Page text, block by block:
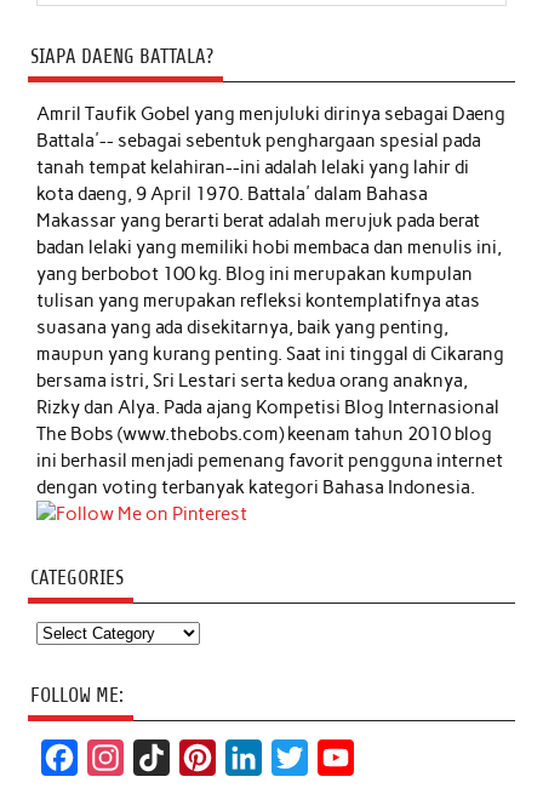
SIAPA DAENG BATTALA?
Amril Taufik Gobelyang menjuluki dirinya sebagai Daeng
Battala'-- sebagai sebentuk penghargaan spesial pada
tanah tempat kelahiran--ini adalah lelaki yang lahir di
kota daeng, 9 April 1970. Battala' dalam Bahasa
Makassar yang berarti berat adalah merujuk pada berat
badan lelaki yang memiliki hobi membaca dan menulis ini,
yang berbobot 100 kg. Blog ini merupakan kumpulan
tulisan yang merupakan refleksi kontemplatifnya atas
suasana yang ada disekitarnya, baik yang penting,
maupun yang kurang penting. Saat ini tinggal di Cikarang
bersama istri, Sri Lestari serta kedua orang anaknya,
Rizky dan Alya. Pada ajang Kompetisi Blog Internasional
The Bobs (www.thebobs.com) keenam tahun 2010 blog
ini berhasil menjadi pemenang favorit pengguna internet
dengan voting terbanyak kategori Bahasa Indonesia.
CATEGORIES
Categories
FOLLOW ME: